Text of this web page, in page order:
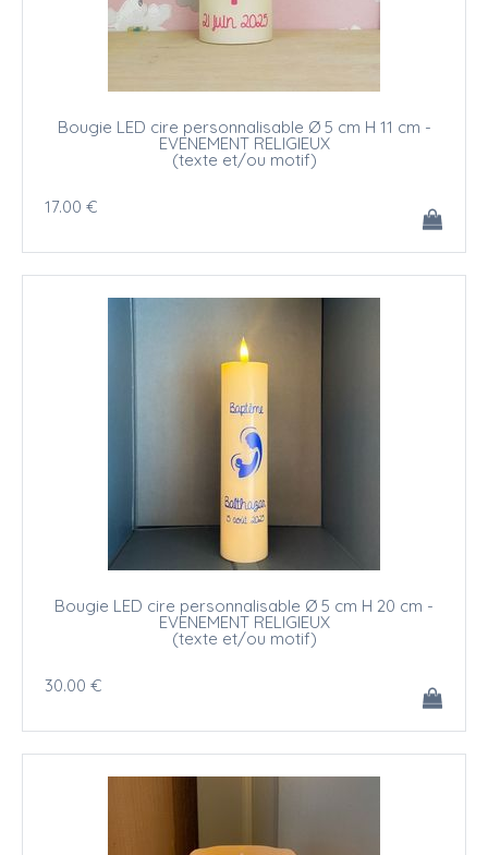
Bougie LED cire personnalisable Ø 5 cm H 11 cm -
EVENEMENT RELIGIEUX
(texte et/ou motif)
17.00 €
Bougie LED cire personnalisable Ø 5 cm H 20 cm -
EVENEMENT RELIGIEUX
(texte et/ou motif)
30.00 €